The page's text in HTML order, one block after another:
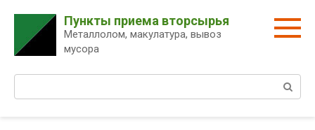
контенту
Пункты приема вторсырья
Металлолом, макулатура, вывоз
мусора